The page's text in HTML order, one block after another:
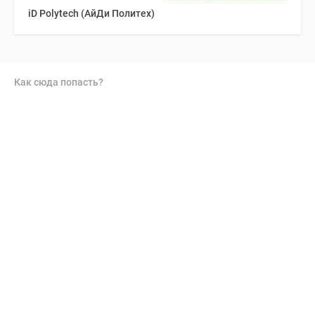
iD Polytech (АйДи Политех)
Как сюда попасть?